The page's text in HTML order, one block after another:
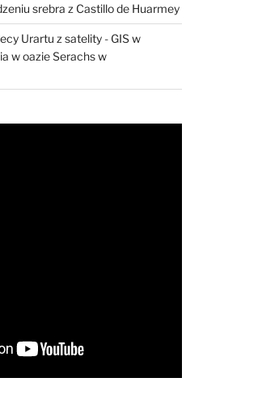
srebra z Castillo de Huarmey
Urartu z satelity- GIS w
w oazie Serachs w